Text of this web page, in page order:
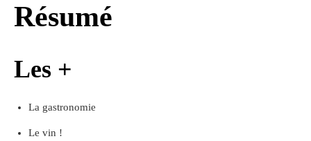
Résumé
Les +
La gastronomie
Le vin !